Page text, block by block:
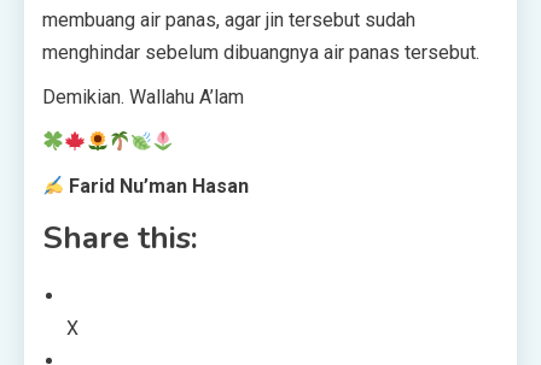
membuang air panas, agar jin tersebut sudah
menghindar sebelum dibuangnya air panas tersebut.
Demikian. Wallahu A’lam
Farid Nu’man Hasan
Share this:
X